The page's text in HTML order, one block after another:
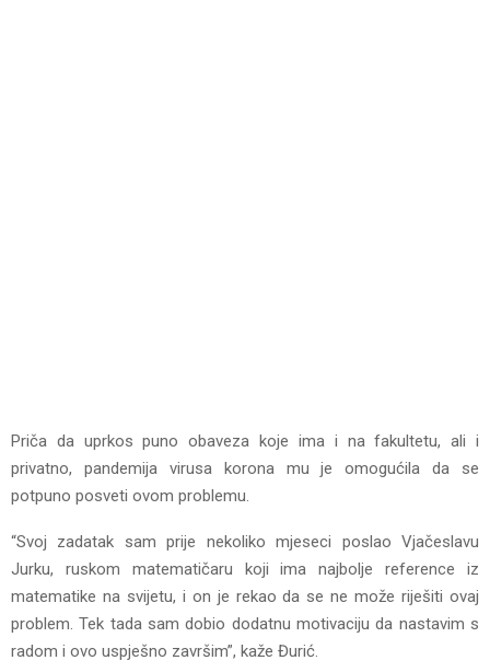
Priča da uprkos puno obaveza koje ima i na fakultetu, ali i
privatno, pandemija virusa korona mu je omogućila da se
potpuno posveti ovom problemu.
“Svoj zadatak sam prije nekoliko mjeseci poslao Vjačeslavu
Jurku, ruskom matematičaru koji ima najbolje reference iz
matematike na svijetu, i on je rekao da se ne može riješiti ovaj
problem. Tek tada sam dobio dodatnu motivaciju da nastavim s
radom i ovo uspješno završim”, kaže Đurić.